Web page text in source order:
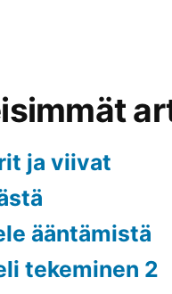
ja viivat
ääntämistä
tekeminen 2